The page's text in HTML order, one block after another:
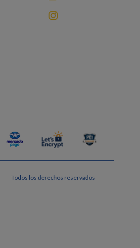
instagram
Todos los derechos reservados